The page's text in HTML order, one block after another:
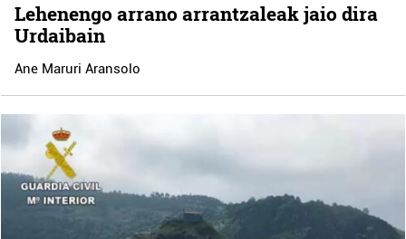
Lehenengo arrano arrantzaleak jaio dira
Urdaibain
Ane Maruri Aransolo